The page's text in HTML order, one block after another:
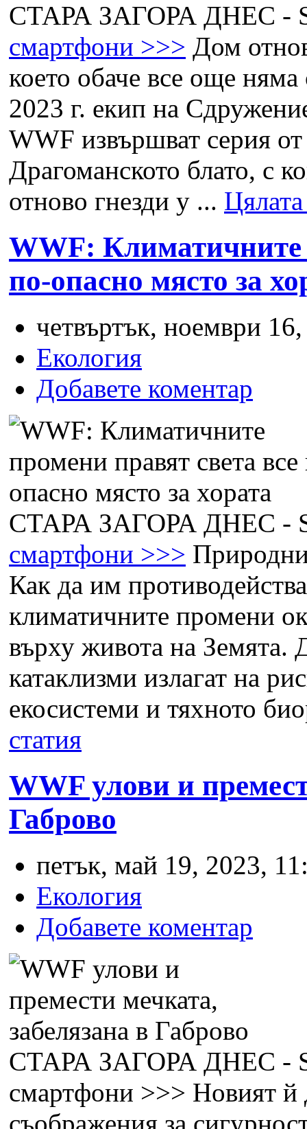
СТАРА ЗАГОРА ДНЕС -
смартфони >>> Дом
което обаче все още
2023 г. екип на
WWF извършват серия
Драгоманското блато, с
отново гнезди у ...
WWF: Климатичните
по-опасно място за
четвъртък, ноември
Екология
Добавете коментар
СТАРА ЗАГОРА ДНЕС -
смартфони >>>
Как да им
климатичните промени
върху живота на Земята.
катаклизми излагат на
екосистеми и тяхното
статия
WWF улови и
Габрово
петък, май 19, 2023,
Екология
Добавете коментар
СТАРА ЗАГОРА ДНЕС -
смартфони >>> Новият й